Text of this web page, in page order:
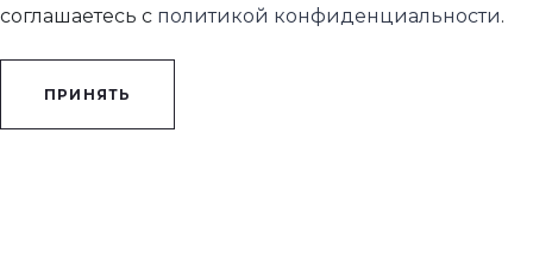
соглашаетесь с политикой конфиденциальности.
ПРИНЯТЬ